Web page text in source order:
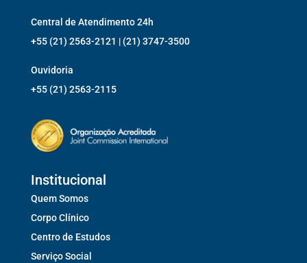
Central de Atendimento 24h
+55 (21) 2563-2121 | (21) 3747-3500
Ouvidoria
+55 (21) 2563-2115
Institucional
Quem Somos
Corpo Clínico
Centro de Estudos
Serviço Social